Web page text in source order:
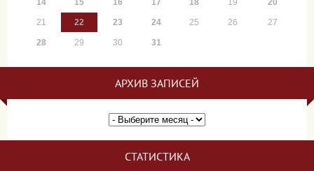
14 15 16 17 18 19 20
21 22 23 24 25 26 27
28 29 30 31
АРХИВ ЗАПИСЕЙ
СТАТИСТИКА